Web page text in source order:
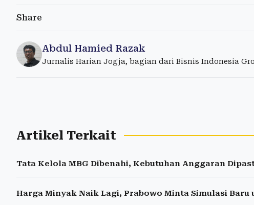
Share
Abdul Hamied Razak
Jurnalis Harian Jogja, bagian dari Bisnis Indonesia
Artikel Terkait
Tata Kelola MBG Dibenahi, Kebutuhan Anggaran
Harga Minyak Naik Lagi, Prabowo Minta Simulasi Baru